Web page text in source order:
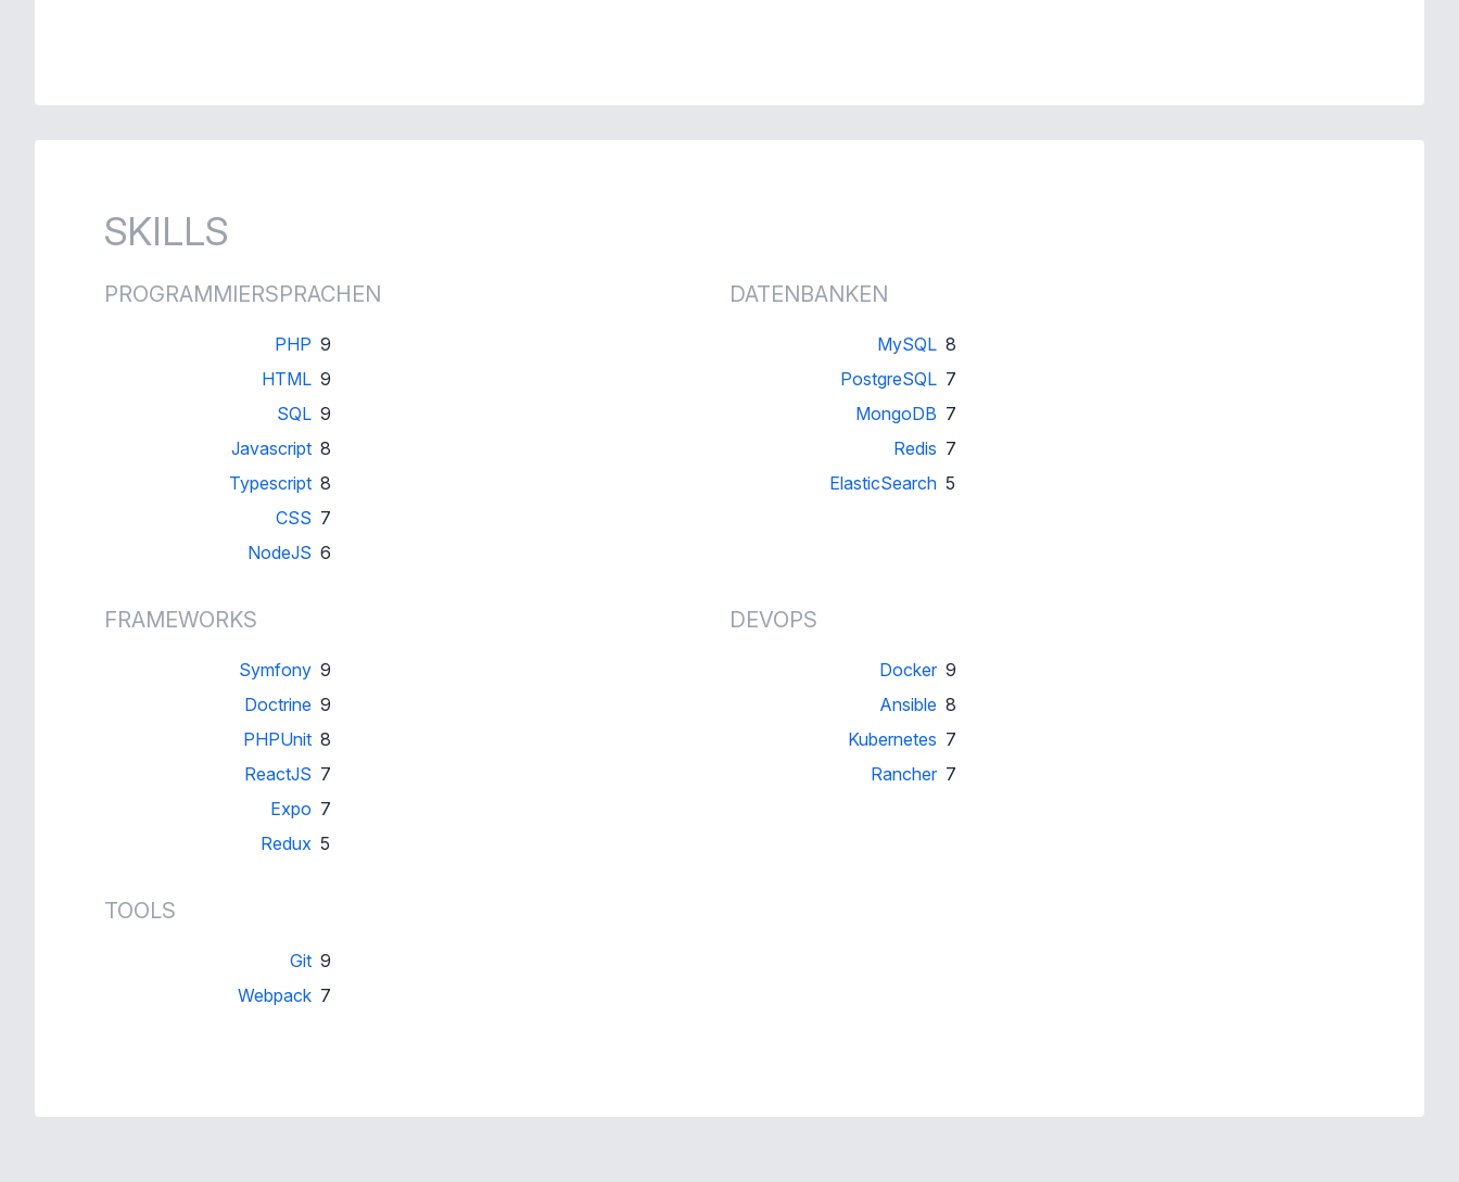
SKILLS
PROGRAMMIERSPRACHEN
PHP 9
HTML 9
SQL 9
Javascript 8
Typescript 8
CSS 7
NodeJS 6
DATENBANKEN
MySQL 8
PostgreSQL 7
MongoDB 7
Redis 7
ElasticSearch 5
FRAMEWORKS
Symfony 9
Doctrine 9
PHPUnit 8
ReactJS 7
Expo 7
Redux 5
DEVOPS
Docker 9
Ansible 8
Kubernetes 7
Rancher 7
TOOLS
Git 9
Webpack 7